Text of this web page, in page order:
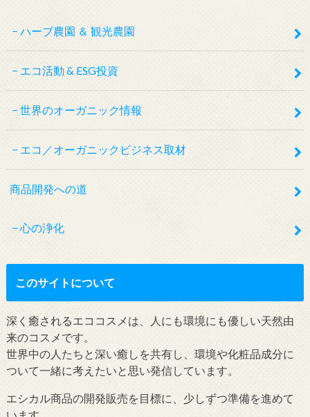
ハーブ農園 ＆ 観光農園
エコ活動 & ESG投資
世界のオーガニック情報
エコ／オーガニックビジネス取材
商品開発への道
心の浄化
このサイトについて
深く癒されるエココスメは、人にも環境にも優しい天然由
来のコスメです。
世界中の人たちと深い癒しを共有し、環境や化粧品成分に
ついて一緒に考えたいと思い発信しています。
エシカル商品の開発販売を目標に、少しずつ準備を進めて